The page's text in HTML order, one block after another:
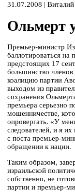
31.07.2008 |
Ольмерт
Премьер-министр
баллотироваться на
предстоящих 17
большинство
коалицию партии
выходом из
сохранения
премьера серьезно
мошенничестве,
опровергать. «У
следователей, и я
с поста премьер-
обращении к нации.
Таким образом,
израильской
собственно, не
партии и премьер-